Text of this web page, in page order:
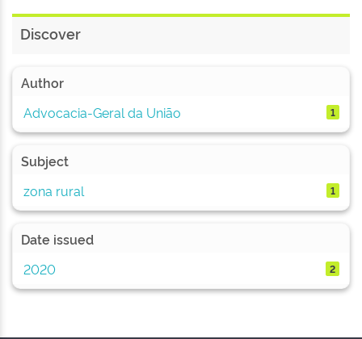
Discover
Author
Advocacia-Geral da União
1
Subject
zona rural
1
Date issued
2020
2